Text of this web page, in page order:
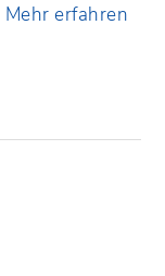
Mehr erfahren